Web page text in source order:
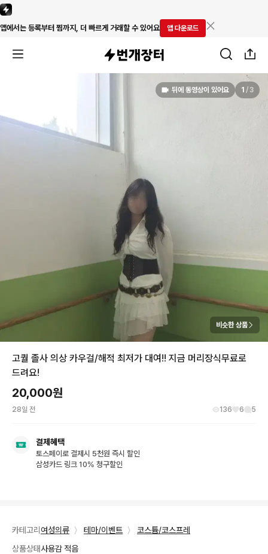
앱에서는 등록부터 찜까지, 더 빠르게 거래할 수 있어요 앱 다운로드
뒤에 동영상이 있어요 1 / 3
비슷한 상품
고퀄 졸사 의상 카우걸/해적 최저가 대여!! 지금 머리장식무료로
드려요!
20,000원
28일 전 136 6 5
결제혜택
토스페이로 결제시 5천원 즉시 할인
삼성카드 링크 10% 청구할인
카테고리 여성의류 〉 테마/이벤트 〉
코스튬/코스프레
상품상태사용감 적음